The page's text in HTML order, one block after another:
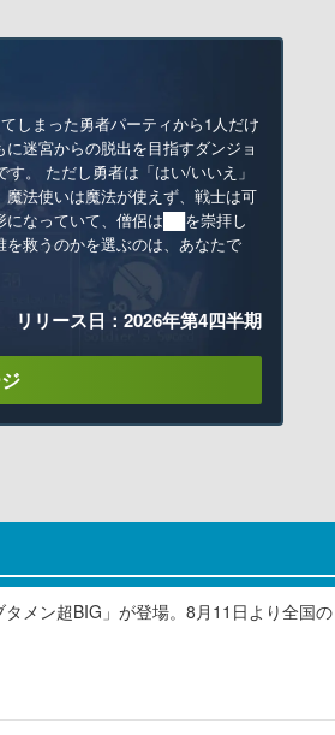
てしまった勇者パーティから1人だけ
に迷宮からの脱出を目指すダンジョ
す。 ただし勇者は「はい/いいえ」
魔法使いは魔法が使えず、戦士は可
になっていて、僧侶は██を崇拝し
を救うのかを選ぶのは、あなたで
リリース日：2026年第4四半期
タメン超BIG」が登場。8月11日より全国の